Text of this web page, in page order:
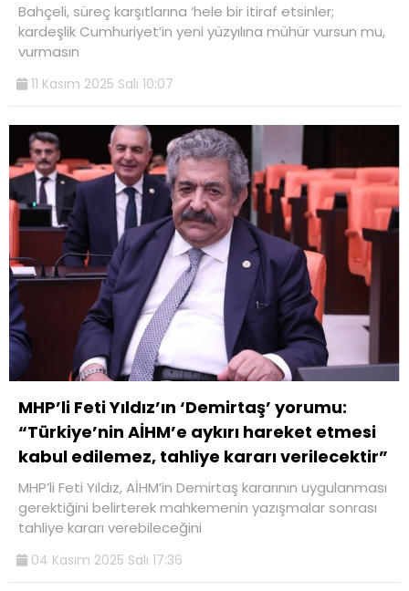
Bahçeli, süreç karşıtlarına ‘hele bir itiraf etsinler;
kardeşlik Cumhuriyet’in yeni yüzyılına mühür vursun mu,
vurmasın
11 Kasım 2025 Salı 10:07
MHP’li Feti Yıldız’ın ‘Demirtaş’ yorumu:
“Türkiye’nin AİHM’e aykırı hareket etmesi
kabul edilemez, tahliye kararı verilecektir”
MHP’li Feti Yıldız, AİHM’in Demirtaş kararının uygulanması
gerektiğini belirterek mahkemenin yazışmalar sonrası
tahliye kararı verebileceğini
04 Kasım 2025 Salı 17:36